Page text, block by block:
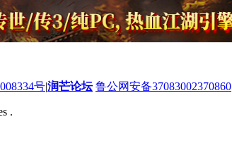
号|润芒论坛 鲁公网安备37083002370860
.